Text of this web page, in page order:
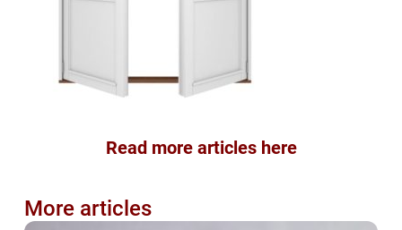
Read more articles here
More articles